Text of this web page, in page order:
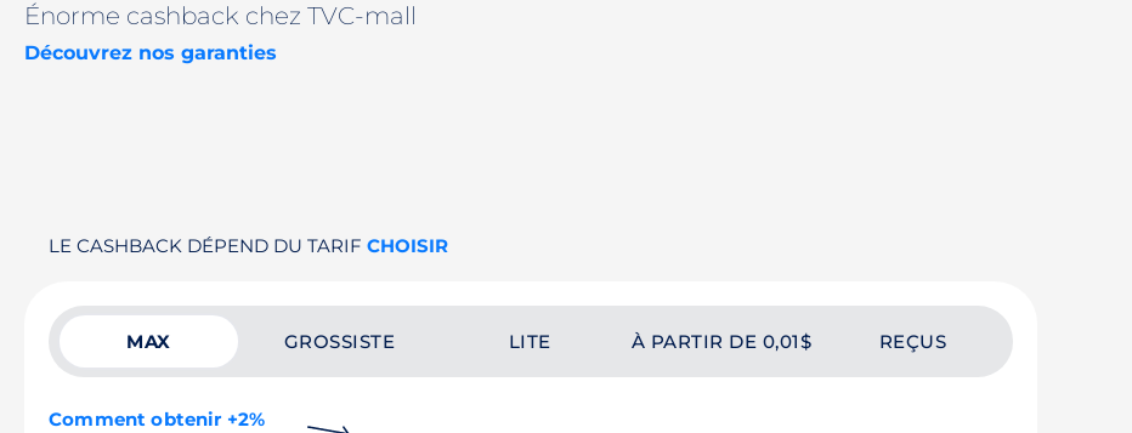
Énorme cashback chez TVC-mall
Découvrez nos garanties
LE CASHBACK DÉPEND DU TARIF CHOISIR
MAX GROSSISTE LITE À PARTIR DE 0,01$ REÇUS
Comment obtenir +2%